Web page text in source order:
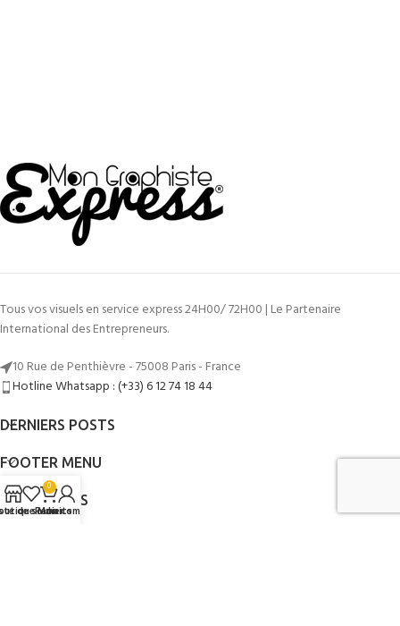
Tous vos visuels en service express 24H00/ 72H00 | Le Partenaire
International des Entrepreneurs.
10 Rue de Penthièvre - 75008 Paris - France
Hotline Whatsapp : (+33) 6 12 74 18 44
DERNIERS POSTS
FOOTER MENU
LIENS UTILES
de souhaits
0
Panier
Mon compte